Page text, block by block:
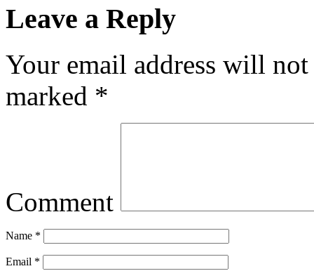
Leave a Reply
Your email address will
marked *
Comment
Name *
Email *